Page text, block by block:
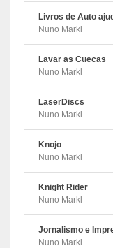
Livros de Auto
Nuno Markl
Lavar as Cuecas
Nuno Markl
LaserDiscs
Nuno Markl
Knojo
Nuno Markl
Knight Rider
Nuno Markl
Jornalismo e
Nuno Markl